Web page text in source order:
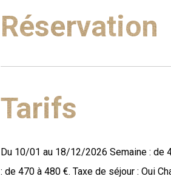
Réservation
Tarifs
Du 10/01 au 18/12/2026 Semaine : de
: de 470 à 480 €. Taxe de séjour : Oui